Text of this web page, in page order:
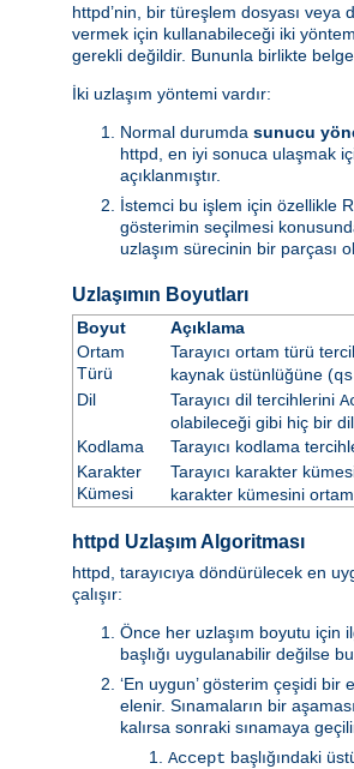
httpd’nin, bir türeşlem dosyası
vermek için kullanabileceği iki yöntem
gerekli değildir. Bununla birlikte
İki uzlaşım yöntemi vardır:
Normal durumda sunucu
httpd, en iyi sonuca ulaşmak
açıklanmıştır.
İstemci bu işlem için özellikle
gösterimin seçilmesi
uzlaşım sürecinin bir parçası
Uzlaşımın Boyutları
Boyut
Açıklama
Ortam
Türü
Tarayıcı ortam türü
kaynak üstünlüğüne (qs
Dil
Tarayıcı dil tercihlerini
olabileceği gibi hiç bir
Kodlama
Tarayıcı kodlama
Karakter
Kümesi
Tarayıcı karakter
karakter kümesini
httpd Uzlaşım Algoritması
httpd, tarayıcıya döndürülecek en
çalışır:
Önce her uzlaşım boyutu için
başlığı uygulanabilir değilse
‘En uygun’ gösterim çeşidi bir
elenir. Sınamaların bir
kalırsa sonraki sınamaya
Accept başlığındaki